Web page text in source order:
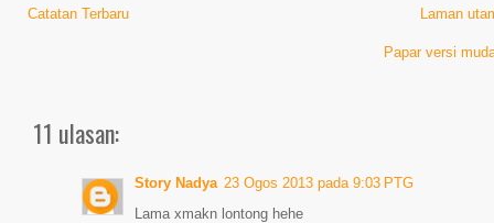
Catatan Terbaru Laman
Papar versi
11 ulasan:
Story Nadya 23 Ogos 2013 pada 9:03 PTG
Lama xmakn lontong hehe